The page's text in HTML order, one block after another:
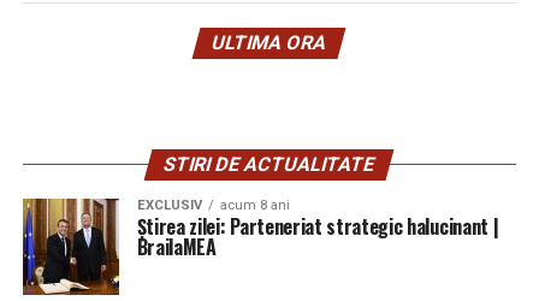
ULTIMA ORA
STIRI DE ACTUALITATE
EXCLUSIV acum 8 ani
Știrea zilei: Parteneriat strategic halucinant |
BrailaMEA